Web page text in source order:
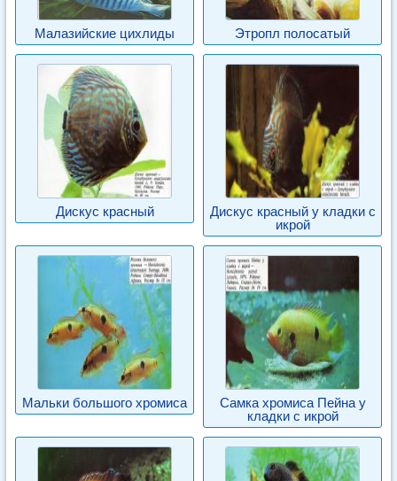
Малазийские цихлиды Этропл полосатый
Дискус красный
Дискус красный у кладки с
икрой
Мальки большого хромиса
Самка хромиса Пейна у
кладки с икрой